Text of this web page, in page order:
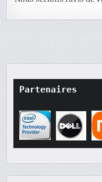
Partenaires